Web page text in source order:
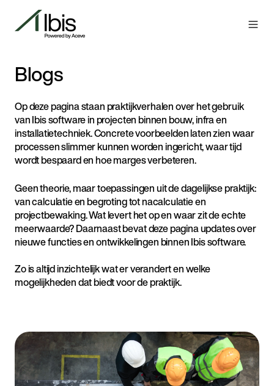
Blogs
Op deze pagina staan praktijkverhalen over het gebruik
van Ibis software in projecten binnen bouw, infra en
installatietechniek. Concrete voorbeelden laten zien waar
processen slimmer kunnen worden ingericht, waar tijd
wordt bespaard en hoe marges verbeteren.
Geen theorie, maar toepassingen uit de dagelijkse praktijk:
van calculatie en begroting tot nacalculatie en
projectbewaking. Wat levert het op en waar zit de echte
meerwaarde? Daarnaast bevat deze pagina updates over
nieuwe functies en ontwikkelingen binnen Ibis software.
Zo is altijd inzichtelijk wat er verandert en welke
mogelijkheden dat biedt voor de praktijk.